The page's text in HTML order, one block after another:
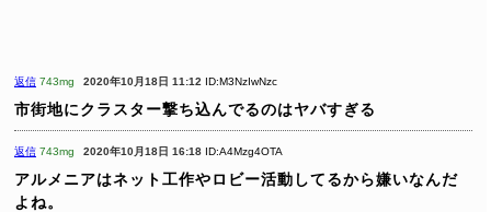
返信 743mg 2020年10月18日 11:12 ID:M3NzIwNzc
市街地にクラスター撃ち込んでるのはヤバすぎる
返信 743mg 2020年10月18日 16:18 ID:A4Mzg4OTA
アルメニアはネット工作やロビー活動してるから嫌いなんだ
よね。